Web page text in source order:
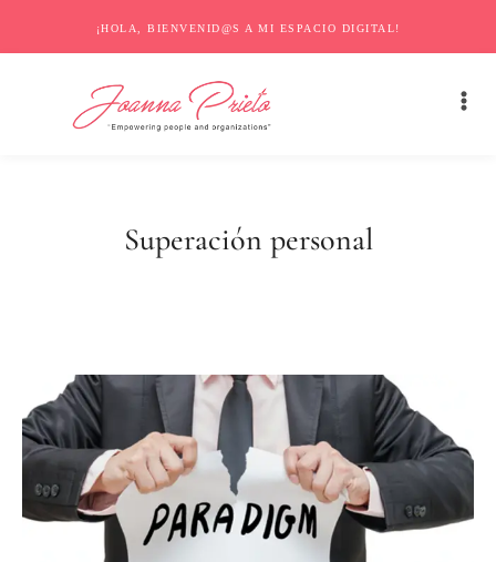
¡HOLA, BIENVENID@S A MI ESPACIO DIGITAL!
Superación personal